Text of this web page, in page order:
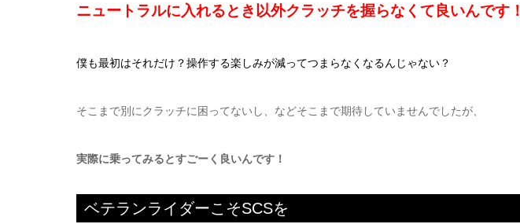
ニュートラルに入れるとき以外クラッチを握らなくて良いんです！
僕も最初はそれだけ？操作する楽しみが減ってつまらなくなるんじゃない？
そこまで別にクラッチに困ってないし、などそこまで期待していませんでしたが、
実際に乗ってみるとすごーく良いんです！
ベテランライダーこそSCSを